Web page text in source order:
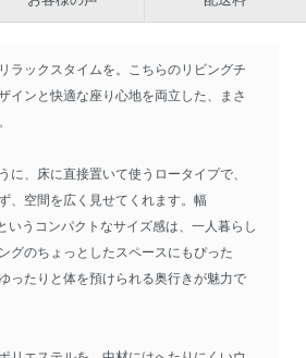
ラックスタイムを。こちらのリビングチ
インと快適な座り心地を両立した、まさ
に、床に直接置いて使うロータイプで、
、空間を広く見せてくれます。幅
いうコンパクトなサイズ感は、一人暮らし
グのちょっとしたスペースにもぴった
ったりと体を預けられる奥行きが魅力で